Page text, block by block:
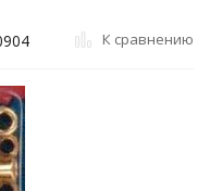
К сравнению